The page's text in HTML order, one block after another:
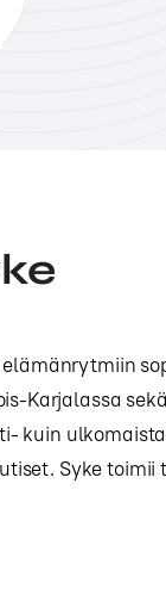
Karjalassa
kuin
Syke toimii